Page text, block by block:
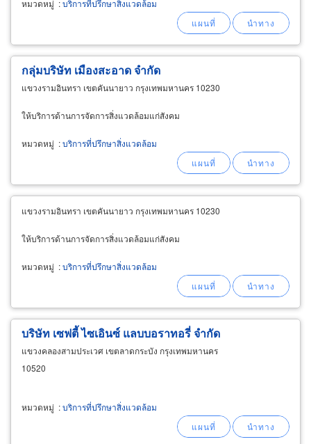
หมวดหมู่ :บริการที่ปรึกษาสิ่งแวดล้อม
กลุ่มบริษัท เมืองสะอาด จำกัด
แขวงรามอินทรา เขตคันนายาว กรุงเทพมหานคร 10230
ให้บริการด้านการจัดการสิ่งแวดล้อมแก่สังคม
หมวดหมู่ :บริการที่ปรึกษาสิ่งแวดล้อม
แขวงรามอินทรา เขตคันนายาว กรุงเทพมหานคร 10230
ให้บริการด้านการจัดการสิ่งแวดล้อมแก่สังคม
หมวดหมู่ :บริการที่ปรึกษาสิ่งแวดล้อม
บริษัท เซฟตี้ ไซเอินซ์ แลบบอราทอรี่ จำกัด
แขวงคลองสามประเวศ เขตลาดกระบัง กรุงเทพมหานคร
10520
หมวดหมู่ :บริการที่ปรึกษาสิ่งแวดล้อม